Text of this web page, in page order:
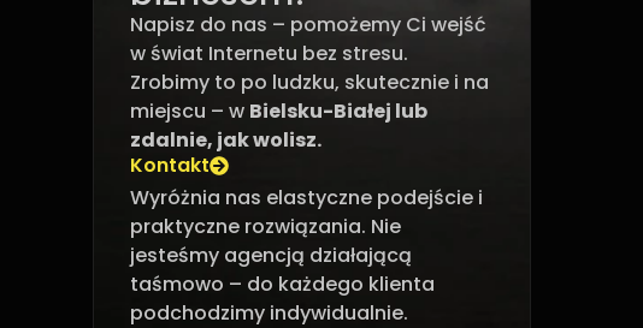
Napisz do nas – pomożemy Ci wejść
w świat Internetu bez stresu.
Zrobimy to po ludzku, skutecznie i na
miejscu – w Bielsku-Białej lub
zdalnie, jak wolisz.
Kontakt
Wyróżnia nas elastyczne podejście i
praktyczne rozwiązania. Nie
jesteśmy agencją działającą
taśmowo – do każdego klienta
podchodzimy indywidualnie.